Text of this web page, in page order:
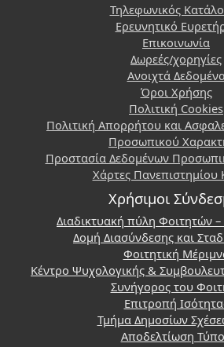
Τηλεφωνικός
Ερευνητικό
Επικοινωνία
Δωρεές/χορηγίες
Ανοιχτά Δεδομένα
Όροι Χρήσης
Πολιτική Cookies
Πολιτική Απορρήτου και
Προσωπικού
Προστασία Δεδομένων
Χάρτες Πανεπιστημίου
Χρήσιμοι
Διαδικτυακή πύλη Φοιτητών
Δομή Διασύνδεσης και
Φοιτητική
Κέντρο Ψυχολογικής &
Συνήγορος του
Επιτροπή
Τμήμα Δημοσίων
Αποδελτίωση